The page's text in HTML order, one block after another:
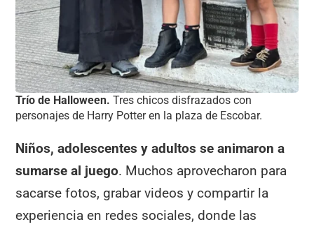
Trío de Halloween.Tres chicos disfrazados con
personajes de Harry Potter en la plaza de Escobar.
Niños, adolescentes y adultos se animaron a
sumarse al juego. Muchos aprovecharon para
sacarse fotos, grabar videos y compartir la
experiencia en redes sociales, donde las